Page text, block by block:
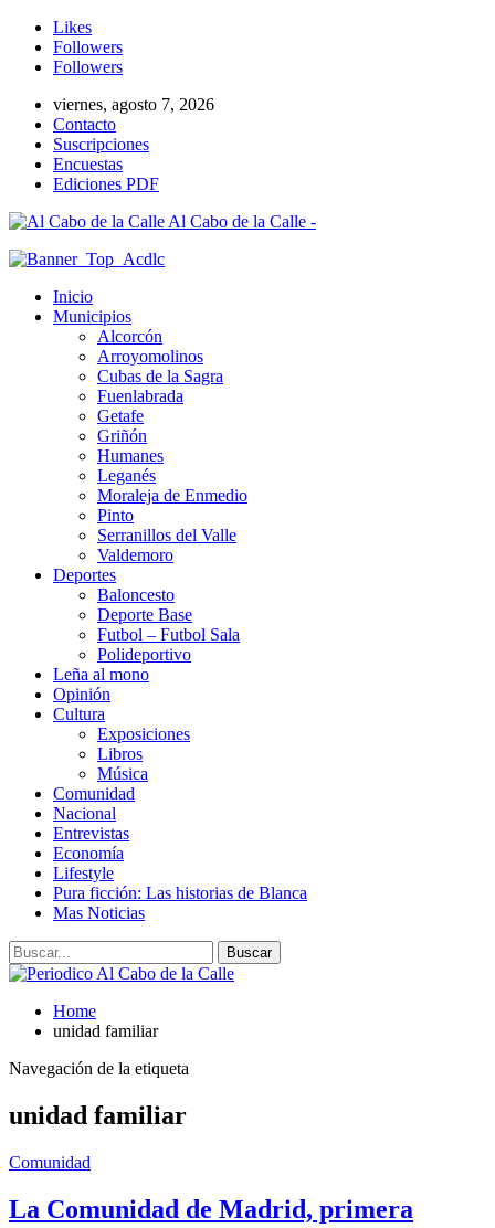
Likes
Followers
Followers
viernes, agosto 7, 2026
Contacto
Suscripciones
Encuestas
Ediciones PDF
Al Cabo de la Calle -
Inicio
Municipios
Alcorcón
Arroyomolinos
Cubas de la Sagra
Fuenlabrada
Getafe
Griñón
Humanes
Leganés
Moraleja de Enmedio
Pinto
Serranillos del Valle
Valdemoro
Deportes
Baloncesto
Deporte Base
Futbol – Futbol Sala
Polideportivo
Leña al mono
Opinión
Cultura
Exposiciones
Libros
Música
Comunidad
Nacional
Entrevistas
Economía
Lifestyle
Pura ficción: Las historias de Blanca
Mas Noticias
Home
unidad familiar
Navegación de la etiqueta
unidad familiar
Comunidad
La Comunidad de Madrid, primera